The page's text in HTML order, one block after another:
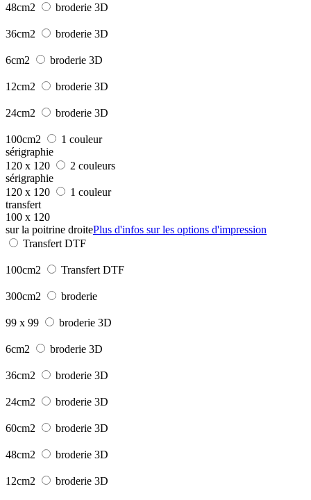
48cm2 broderie 3D
36cm2 broderie 3D
6cm2 broderie 3D
12cm2 broderie 3D
24cm2 broderie 3D
100cm2
1 couleur
sérigraphie
120 x 120
2 couleurs
sérigraphie
120 x 120
1 couleur
transfert
100 x 120
sur la poitrine droitePlus d'infos sur les options d'impression
Transfert DTF
100cm2 Transfert DTF
300cm2 broderie
99 x 99 broderie 3D
6cm2 broderie 3D
36cm2 broderie 3D
24cm2 broderie 3D
60cm2 broderie 3D
48cm2 broderie 3D
12cm2 broderie 3D